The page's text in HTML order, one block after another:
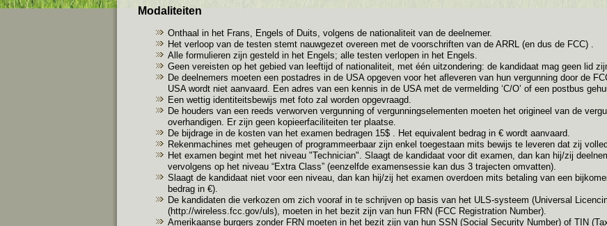
Modaliteiten
Onthaal in het Frans, Engels of Duits, volgens de nationaliteit van de deelnemer.
Het verloop van de testen stemt nauwgezet overeen met de voorschriften van de ARRL (en dus de FCC) .
Alle formulieren zijn gesteld in het Engels; alle testen verlopen in het Engels.
Geen vereisten op het gebied van leeftijd of nationaliteit, met één uitzondering: de kandidaat mag geen lid
De deelnemers moeten een postadres in de USA opgeven voor het afleveren van hun vergunning door de
USA wordt niet aanvaard. Een adres van een kennis in de USA met de vermelding ‘C/O’ of een postbus
Een wettig identiteitsbewijs met foto zal worden opgevraagd.
De houders van een reeds verworven vergunning of vergunningselementen moeten het origineel van de
overhandigen. Er zijn geen kopieerfaciliteiten ter plaatse.
De bijdrage in de kosten van het examen bedragen 15$ . Het equivalent bedrag in € wordt aanvaard.
Rekenmachines met geheugen of programmeerbaar zijn enkel toegestaan mits bewijs te leveren dat zij
Het examen begint met het niveau "Technician". Slaagt de kandidaat voor dit examen, dan kan hij/zij
vervolgens op het niveau “Extra Class” (eenzelfde examensessie kan dus 3 trajecten omvatten).
Slaagt de kandidaat niet voor een niveau, dan kan hij/zij het examen overdoen mits betaling van een
bedrag in €).
De kandidaten die verkozen om zich vooraf in te schrijven op basis van het ULS-systeem (Universal
(http://wireless.fcc.gov/uls), moeten in het bezit zijn van hun FRN (FCC Registration Number).
Amerikaanse burgers zonder FRN moeten in het bezit zijn van hun SSN (Social Security Number) of TIN